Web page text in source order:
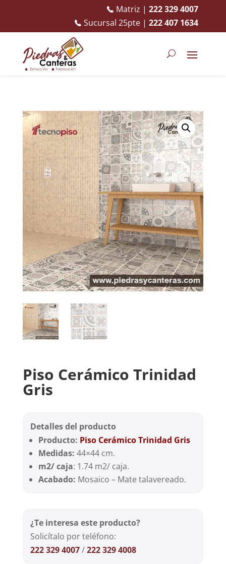
Matriz | 222 329 4007
Sucursal 25pte | 222 407 1634
Piso Cerámico Trinidad
Gris
Detalles del producto
Producto: Piso Cerámico Trinidad Gris
Medidas: 44×44 cm.
m2/ caja: 1.74 m2/ caja.
Acabado: Mosaico – Mate talavereado.
¿Te interesa este producto?
Solicítalo por teléfono:
222 329 4007/222 329 4008